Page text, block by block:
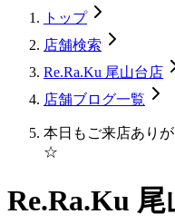
トップ
店舗検索
Re.Ra.Ku 尾山台店
店舗ブログ一覧
本日もご来店あり
☆
Re.Ra.Ku